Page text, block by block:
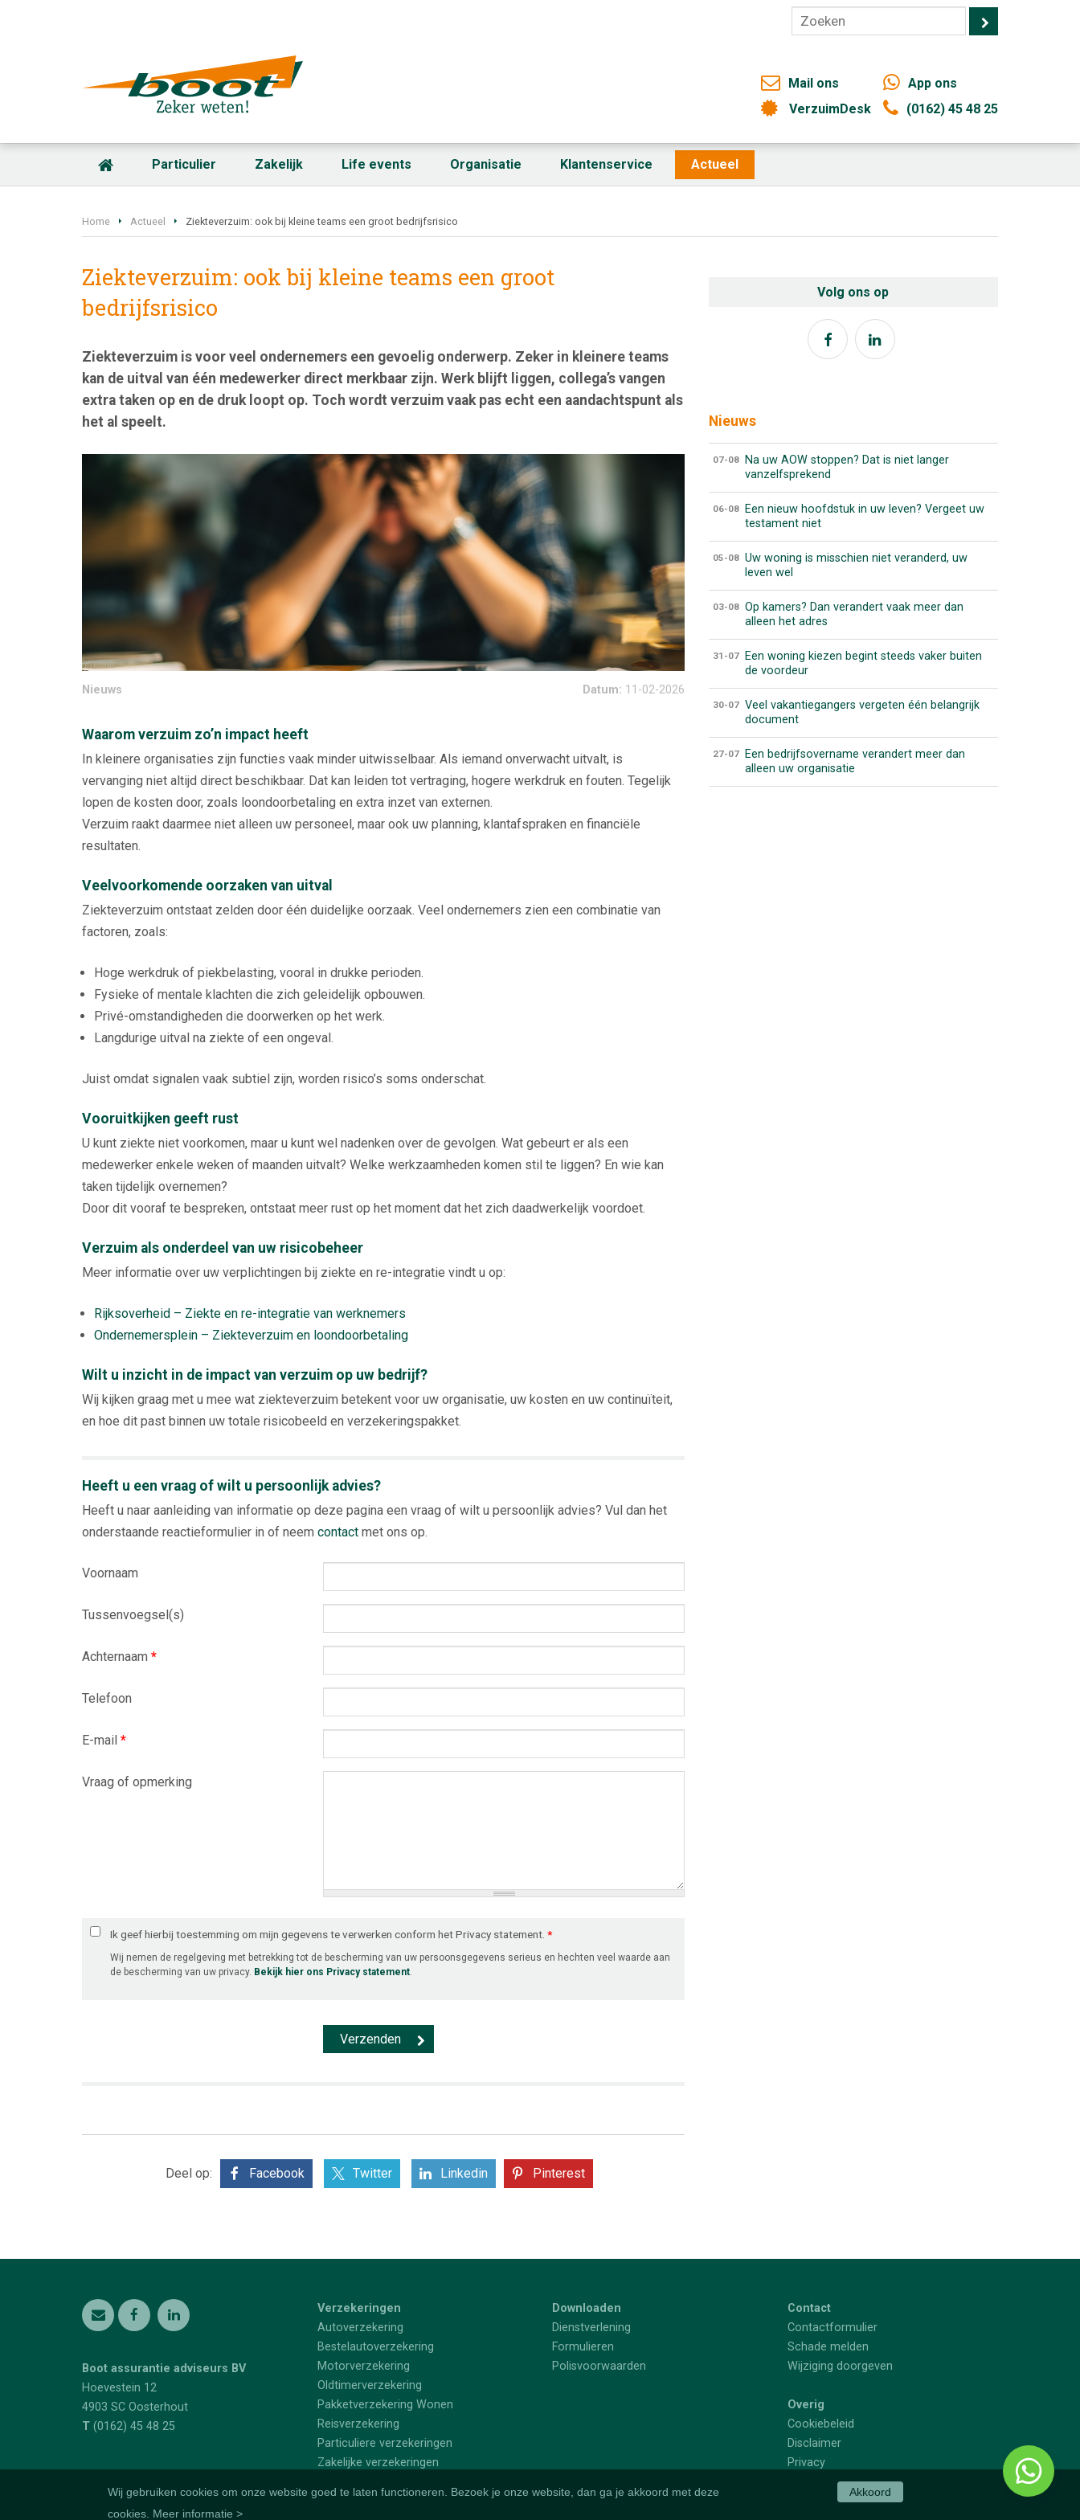
Wij gebruiken cookies om onze website goed te laten functioneren. Bezoek je onze website, dan ga je akkoord met deze
cookies. Meer informatie >
Akkoord
Mail ons
VerzuimDesk
App ons
(0162) 45 48 25
Particulier Zakelijk Life events Organisatie Klantenservice Actueel
Home Actueel Ziekteverzuim: ook bij kleine teams een groot bedrijfsrisico
Ziekteverzuim: ook bij kleine teams een groot
bedrijfsrisico
Ziekteverzuim is voor veel ondernemers een gevoelig onderwerp. Zeker in kleinere teams
kan de uitval van één medewerker direct merkbaar zijn. Werk blijft liggen, collega’s vangen
extra taken op en de druk loopt op. Toch wordt verzuim vaak pas echt een aandachtspunt als
het al speelt.
Nieuws Datum: 11-02-2026
Waarom verzuim zo’n impact heeft
In kleinere organisaties zijn functies vaak minder uitwisselbaar. Als iemand onverwacht uitvalt, is
vervanging niet altijd direct beschikbaar. Dat kan leiden tot vertraging, hogere werkdruk en fouten. Tegelijk
lopen de kosten door, zoals loondoorbetaling en extra inzet van externen.
Verzuim raakt daarmee niet alleen uw personeel, maar ook uw planning, klantafspraken en financiële
resultaten.
Veelvoorkomende oorzaken van uitval
Ziekteverzuim ontstaat zelden door één duidelijke oorzaak. Veel ondernemers zien een combinatie van
factoren, zoals:
Hoge werkdruk of piekbelasting, vooral in drukke perioden.
Fysieke of mentale klachten die zich geleidelijk opbouwen.
Privé-omstandigheden die doorwerken op het werk.
Langdurige uitval na ziekte of een ongeval.
Juist omdat signalen vaak subtiel zijn, worden risico’s soms onderschat.
Vooruitkijken geeft rust
U kunt ziekte niet voorkomen, maar u kunt wel nadenken over de gevolgen. Wat gebeurt er als een
medewerker enkele weken of maanden uitvalt? Welke werkzaamheden komen stil te liggen? En wie kan
taken tijdelijk overnemen?
Door dit vooraf te bespreken, ontstaat meer rust op het moment dat het zich daadwerkelijk voordoet.
Verzuim als onderdeel van uw risicobeheer
Meer informatie over uw verplichtingen bij ziekte en re-integratie vindt u op:
Rijksoverheid – Ziekte en re-integratie van werknemers
Ondernemersplein – Ziekteverzuim en loondoorbetaling
Wilt u inzicht in de impact van verzuim op uw bedrijf?
Wij kijken graag met u mee wat ziekteverzuim betekent voor uw organisatie, uw kosten en uw continuïteit,
en hoe dit past binnen uw totale risicobeeld en verzekeringspakket.
Heeft u een vraag of wilt u persoonlijk advies?
Heeft u naar aanleiding van informatie op deze pagina een vraag of wilt u persoonlijk advies? Vul dan het
onderstaande reactieformulier in of neem contact met ons op.
Voornaam
Tussenvoegsel(s)
Achternaam *
Telefoon
E-mail *
Vraag of opmerking
Ik geef hierbij toestemming om mijn gegevens te verwerken conform het Privacy statement. *
Wij nemen de regelgeving met betrekking tot de bescherming van uw persoonsgegevens serieus en hechten veel waarde aan
de bescherming van uw privacy. Bekijk hier ons Privacy statement
Deel op: Facebook Twitter Linkedin Pinterest
Volg ons op
Nieuws
07-08
Na uw AOW stoppen? Dat is niet langer
vanzelfsprekend
06-08
Een nieuw hoofdstuk in uw leven? Vergeet uw
testament niet
05-08 Uw woning is misschien niet veranderd, uw
leven wel
03-08 Op kamers? Dan verandert vaak meer dan
alleen het adres
31-07
Een woning kiezen begint steeds vaker buiten
de voordeur
30-07 Veel vakantiegangers vergeten één belangrijk
document
27-07
Een bedrijfsovername verandert meer dan
alleen uw organisatie
Boot assurantie adviseurs BV
Hoevestein 12
4903 SC Oosterhout
T (0162) 45 48 25
Verzekeringen
Autoverzekering
Bestelautoverzekering
Motorverzekering
Oldtimerverzekering
Pakketverzekering Wonen
Reisverzekering
Particuliere verzekeringen
Zakelijke verzekeringen
Downloaden
Dienstverlening
Formulieren
Polisvoorwaarden
Contact
Contactformulier
Schade melden
Wijziging doorgeven
Overig
Cookiebeleid
Disclaimer
Privacy